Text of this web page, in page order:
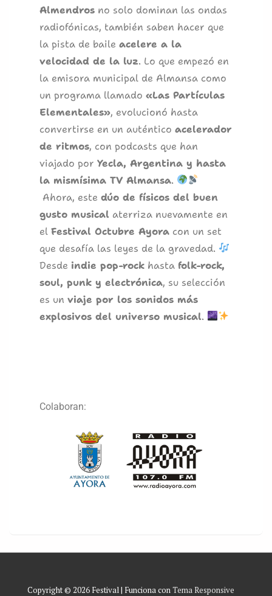
Almendros no solo dominan las ondas
radiofónicas, también saben hacer que
la pista de baile acelere a la
velocidad de la luz. Lo que empezó en
la emisora municipal de Almansa como
un programa llamado «Las Partículas
Elementales», evolucionó hasta
convertirse en un auténtico acelerador
de ritmos, con podcasts que han
viajado por Yecla, Argentina y hasta
la mismísima TV Almansa.
Ahora, este dúo de físicos del buen
gusto musical aterriza nuevamente en
el Festival Octubre Ayora con un set
que desafía las leyes de la gravedad.
Desde indie pop-rock hasta folk-rock,
soul, punk y electrónica, su selección
es un viaje por los sonidos más
explosivos del universo musical.
Colaboran:
Copyright © 2026 Festival| Funciona conTema Responsive